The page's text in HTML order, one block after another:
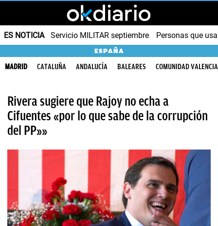
ES NOTICIA Servicio MILITAR septiembre Personas que
ESPAÑA
MADRID CATALUÑA ANDALUCÍA BALEARES COMUNIDAD
Rivera sugiere que Rajoy no echa a
Cifuentes «por lo que sabe de la corrupción
del PP»»